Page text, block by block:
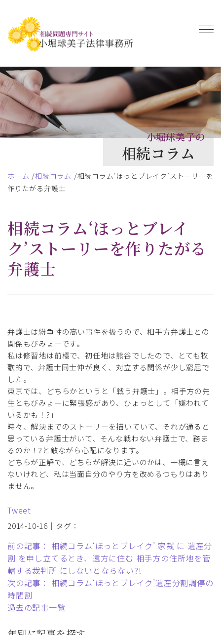
小堀球美子の
相続コラム
ホーム 相続コラム
相続コラム‘ほっとブレイク’ストーリーを
作りたがる弁護士
相続コラム‘ほっとブレイ
ク’ストーリーを作りたがる
弁護士
弁護士は紛争性の高い事件を扱うので、相手方弁護士との
関係もびみょーです。
私は修習地は前橋で、初任地は熊谷でしたので、とても牧
歌的で、弁護士同士仲が良く、対立する関係が少し窮屈で
した。
東京では、どちらかというと「戦う弁護士」。相手方の先
生ともびみょーに緊張感があり、ひょっとして「嫌われて
いるかも！?」
時々、解決までのストーリーを描いていて、それが通ると
思っている弁護士がいて、そんな戦わない弁護士で、務ま
るのか！?と敵ながら心配になります。
どちらが正解で、どちらが解決に近いのかは、一概に言え
ないけれど、私は当面自分のやり方を改めるつもりはあり
ません。
Tweet
2014-10-16｜タグ：
前の記事： 相続コラム‘ほっとブレイク’ 家裁 に 遺産分
割 を申し立てるとき、遠方に住む 相手方の住所地を管
轄する裁判所 にしないとならない?!
次の記事： 相続コラム‘ほっとブレイク’遺産分割調停の
時間割
過去の記事一覧